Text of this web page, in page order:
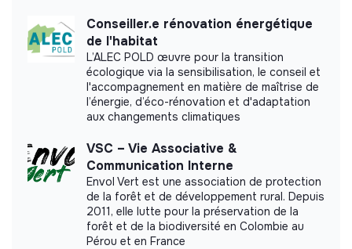
Labels and certifications
This structure did not communicate to us the
labels or certifications that it was able to obtain.
Documents
Did not yet add a transparency document.
Conseiller.e rénovation énergétique
de l'habitat
L’ALEC POLD œuvre pour la transition
écologique via la sensibilisation, le conseil et
l'accompagnement en matière de maîtrise de
l’énergie, d’éco-rénovation et d'adaptation
aux changements climatiques
VSC – Vie Associative &
Communication Interne
Envol Vert est une association de protection
de la forêt et de développement rural. Depuis
2011, elle lutte pour la préservation de la
forêt et de la biodiversité en Colombie au
Pérou et en France